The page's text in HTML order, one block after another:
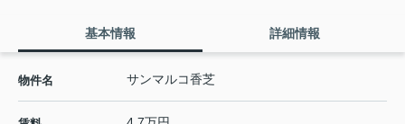
基本情報 詳細情報
物件名 サンマルコ香芝